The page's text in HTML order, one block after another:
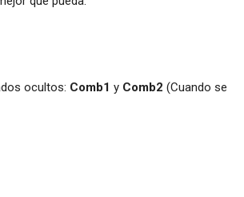
ocultos: Comb1 y Comb2 (Cuando se